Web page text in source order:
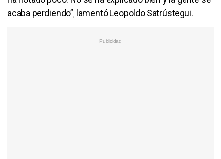
acaba perdiendo”, lamentó Leopoldo Satrústegui.